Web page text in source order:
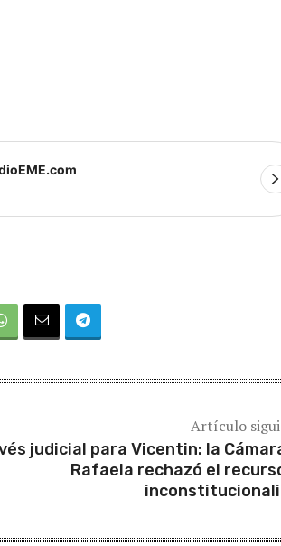
Artículo
judicial para Vicentin: la
Rafaela rechazó el